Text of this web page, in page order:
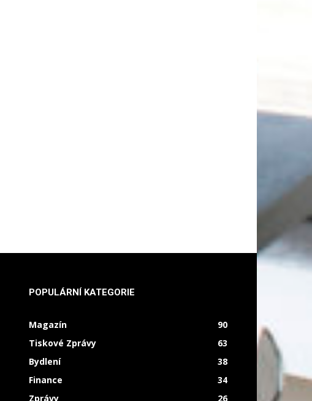
POPULÁRNÍ KATEGORIE
Magazín
90
Tiskové Zprávy
63
Bydlení
38
Finance
34
Zprávy
26